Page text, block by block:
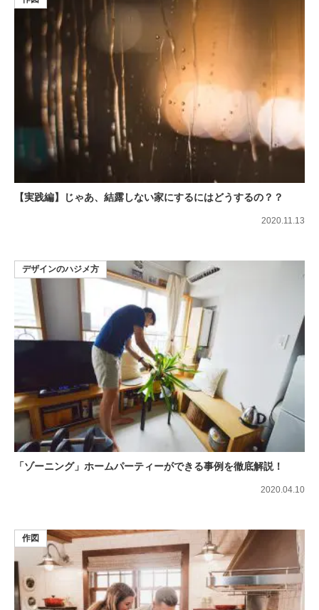
【実践編】じゃあ、結露しない家にするにはどうするの？？
2020.11.13
「ゾーニング」ホームパーティーができる事例を徹底解説！
デザインのハジメ方
2020.04.10
作図